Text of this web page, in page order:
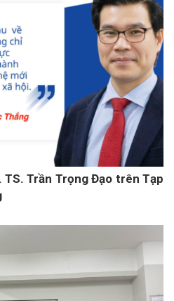
TS. Trần Trọng Đạo trên Tạp